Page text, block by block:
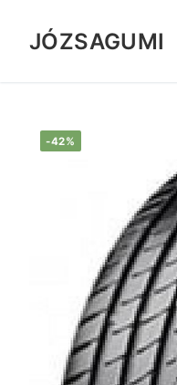
tartalomra
JÓZSAGUMI
-42%